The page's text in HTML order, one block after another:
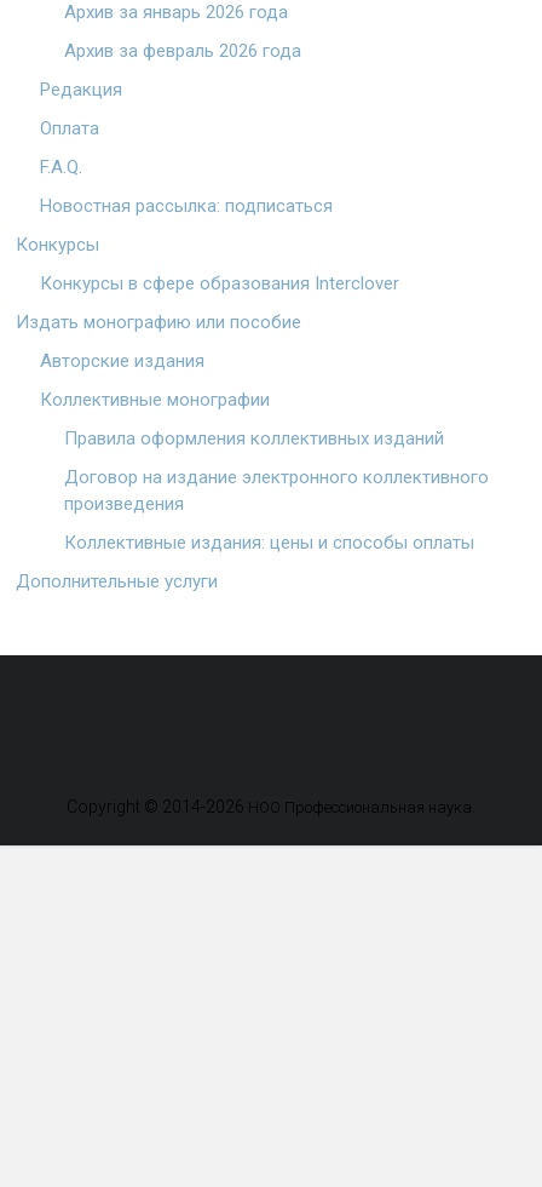
Архив за январь 2026 года
Архив за февраль 2026 года
Редакция
Оплата
F.A.Q.
Новостная рассылка: подписаться
Конкурсы
Конкурсы в сфере образования Interclover
Издать монографию или пособие
Авторские издания
Коллективные монографии
Правила оформления коллективных изданий
Договор на издание электронного коллективного
произведения
Коллективные издания: цены и способы оплаты
Дополнительные услуги
Copyright © 2014-2026 НОО Профессиональная наука